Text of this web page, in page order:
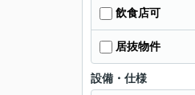
飲食店可
居抜物件
設備・仕様